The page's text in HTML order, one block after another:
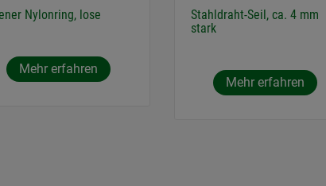
Nylonring, lose
Mehr erfahren
Stahldraht-Seil, ca. 4 mm
stark
Mehr erfahren